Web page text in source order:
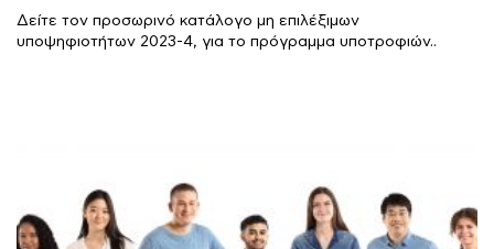
Δείτε τον προσωρινό κατάλογο μη επιλέξιμων
υποψηφιοτήτων 2023-4, για το πρόγραμμα υποτροφιών..